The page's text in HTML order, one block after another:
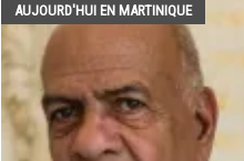
AUJOURD'HUI EN MARTINIQUE